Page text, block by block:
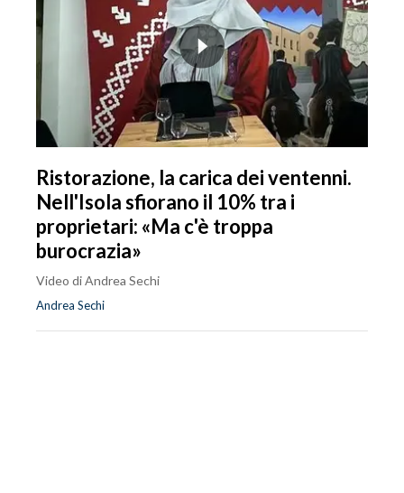
Ristorazione, la carica dei ventenni.
Nell'Isola sfiorano il 10% tra i
proprietari: «Ma c'è troppa
burocrazia»
Video di Andrea Sechi
Andrea Sechi